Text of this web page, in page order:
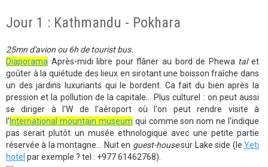
Jour 1 : Kathmandu - Pokhara
25mn d'avion ou 6h de tourist bus.
Diaporama Après-midi libre pour flâner au bord de Phewa talet
goûter à la quiétude des lieux en sirotant une boisson fraîche dans
un des jardins luxuriants qui le bordent. Ca fait du bien après la
pression et la pollution de la capitale... Plus culturel : on peut aussi
se diriger à l'W de l'aéroport où l'on peut rendre visite à
l' International mountain museum qui comme son nom ne l'indique
pas serait plutôt un musée ethnologique avec une petite partie
réservée à la montagne... Nuit en guest-housesur Lake side (leYeti
hotel par exemple ? tel : +977 61462768).